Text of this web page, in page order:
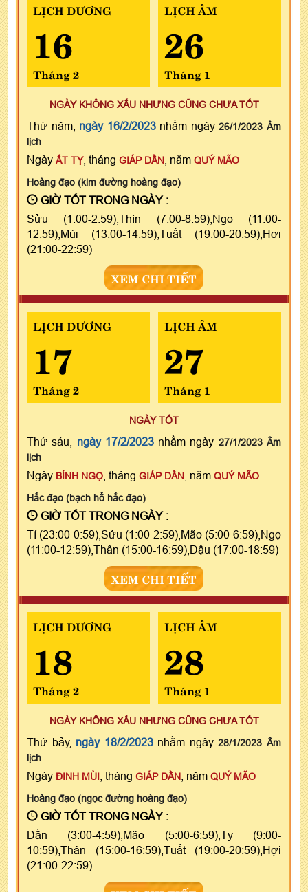
LỊCH DƯƠNG
16
Tháng 2
LỊCH ÂM
26
Tháng 1
NGÀY KHÔNG XẤU NHƯNG CŨNG CHƯA TỐT
Thứ năm, ngày 16/2/2023nhằm ngày26/1/2023 Âm
lịch
Ngày ẤT TỴ, tháng GIÁP DẦN , năm QUÝ MÃO
Hoàng đạo (kim đường hoàng đạo)
GIỜ TỐT TRONG NGÀY :
Sửu (1:00-2:59),Thìn (7:00-8:59),Ngọ (11:00-
12:59),Mùi (13:00-14:59),Tuất (19:00-20:59),Hợi
(21:00-22:59)
XEM CHI TIẾT
LỊCH DƯƠNG
17
Tháng 2
LỊCH ÂM
27
Tháng 1
NGÀY TỐT
Thứ sáu, ngày 17/2/2023nhằm ngày 27/1/2023 Âm
lịch
Ngày BÍNH NGỌ , tháng GIÁP DẦN , năm QUÝ MÃO
Hắc đạo (bạch hổ hắc đạo)
GIỜ TỐT TRONG NGÀY :
Tí (23:00-0:59),Sửu (1:00-2:59),Mão (5:00-6:59),Ngọ
(11:00-12:59),Thân (15:00-16:59),Dậu (17:00-18:59)
XEM CHI TIẾT
LỊCH DƯƠNG
18
Tháng 2
LỊCH ÂM
28
Tháng 1
NGÀY KHÔNG XẤU NHƯNG CŨNG CHƯA TỐT
Thứ bảy, ngày 18/2/2023nhằm ngày28/1/2023 Âm
lịch
Ngày ĐINH MÙI , tháng GIÁP DẦN , năm QUÝ MÃO
Hoàng đạo (ngọc đường hoàng đạo)
GIỜ TỐT TRONG NGÀY :
Dần (3:00-4:59),Mão (5:00-6:59),Tỵ (9:00-
10:59),Thân (15:00-16:59),Tuất (19:00-20:59),Hợi
(21:00-22:59)